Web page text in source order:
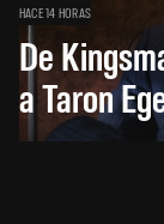
HACE 14 HORAS
De
a Taron